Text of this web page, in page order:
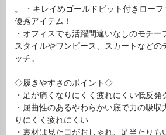
。 ・キレイめゴールドビット付きロー
優秀アイテム！
・オフィスでも活躍間違いなしのモチ
スタイルやワンピース、スカートなどの
ッチ。
◇履きやすさのポイント◇
・足が痛くなりにくく疲れにくい低反
・屈曲性のあるやわらかい底で力の吸
りにくく疲れにくい
・裏材は見た目がおしゃれ、足当たりも